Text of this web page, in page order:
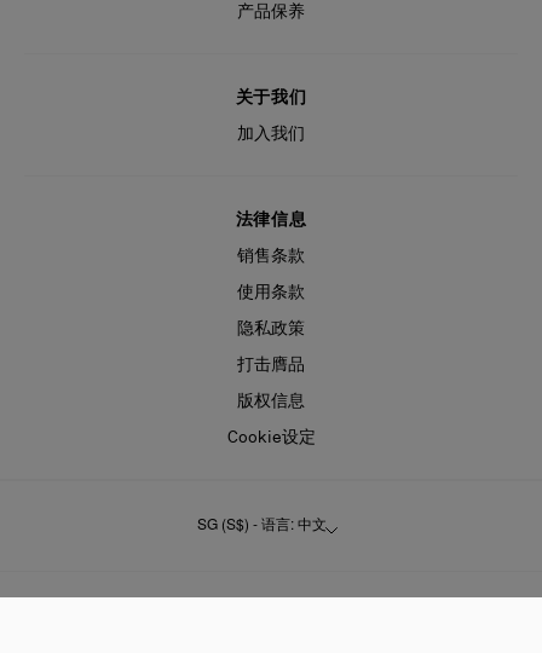
产品保养
关于我们
加入我们
法律信息
销售条款
使用条款
隐私政策
打击膺品
版权信息
Cookie设定
SG (S$) - 语言: 中文